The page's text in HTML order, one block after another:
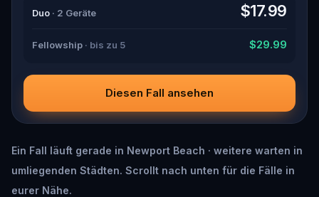
Duo · 2 Geräte $17.99
Fellowship · bis zu 5 $29.99
Diesen Fall ansehen
Ein Fall läuft gerade in Newport Beach · weitere warten in
umliegenden Städten. Scrollt nach unten für die Fälle in
eurer Nähe.